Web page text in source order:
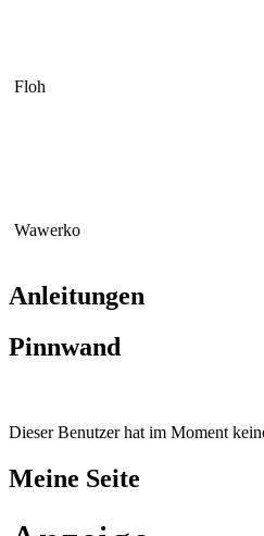
Floh
Wawerko
Anleitungen
Pinnwand
Dieser Benutzer hat im Moment
Meine Seite